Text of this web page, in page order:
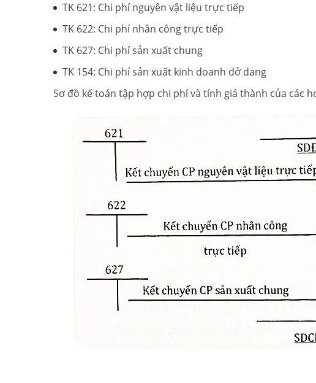
TK 621: Chi phí nguyên vật liệu trực tiếp
TK 622: Chi phí nhân công trực tiếp
TK 627: Chi phí sản xuất chung
TK 154: Chi phí sản xuất kinh doanh dở dang
Sơ đồ kế toán tập hợp chi phí và tính giá thành của các